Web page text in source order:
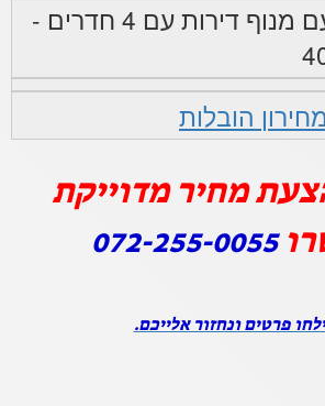
מחיר הובלה עם מנוף דירות עם 4 חדרים -
מחירון הובלות
מחיר מדוייקת
072-255-0055
פרטים ונחזור אלייכם.